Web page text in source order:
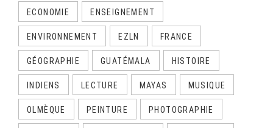
ECONOMIE ENSEIGNEMENT
ENVIRONNEMENT EZLN FRANCE
GÉOGRAPHIE GUATÉMALA HISTOIRE
INDIENS LECTURE MAYAS MUSIQUE
OLMÈQUE PEINTURE PHOTOGRAPHIE